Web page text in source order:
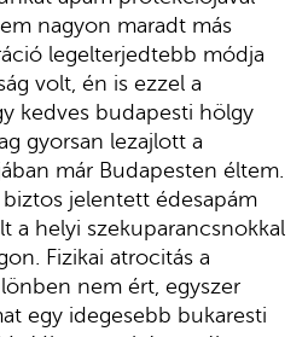
nagyon maradt más
legelterjedtebb módja
volt, én is ezzel a
kedves budapesti hölgy
gyorsan lezajlott a
már Budapesten éltem.
jelentett édesapám
a helyi szekuparancsnokkal
Fizikai atrocitás a
nem ért, egyszer
egy idegesebb bukaresti